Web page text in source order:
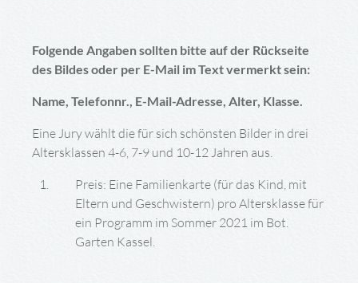
Folgende Angaben sollten bitte auf der Rückseite
des Bildes oder per E-Mail im Text vermerkt sein:
Name, Telefonnr., E-Mail-Adresse, Alter, Klasse.
Eine Jury wählt die für sich schönsten Bilder in drei
Altersklassen 4-6, 7-9 und 10-12 Jahren aus.
Preis: Eine Familienkarte (für das Kind, mit
Eltern und Geschwistern) pro Altersklasse für
ein Programm im Sommer 2021 im Bot.
Garten Kassel.